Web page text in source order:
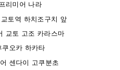
리미어 나라
토역 하치조구치 앞
교토 고조 카라스마
쿠오카 하카타
센다이 고쿠분초